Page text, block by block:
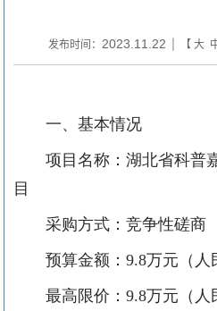
发布时间： 2023.11.22 | 【 大
一、基本情况
项目名称：湖北省科普
目
采购方式：竞争性磋商
预算金额： 9.8万元（人
最高限价： 9.8万元（人